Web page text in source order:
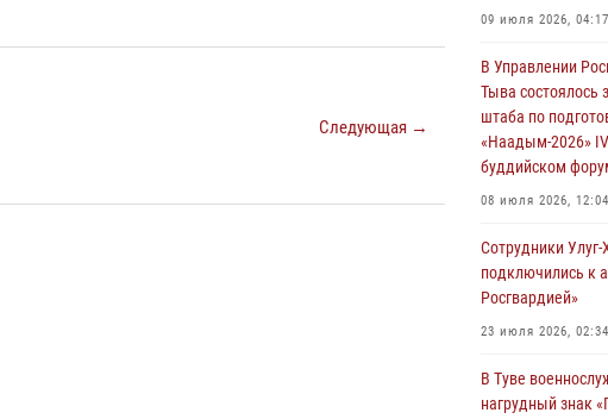
Следующая →
приняли участие
29 июля 2026, 09:41
26 сигналов
отработали
в Туве с начала
29 июля 2026, 08:37
В Туве офицер
юбилейного
28 июля 2026, 07:48
Чемпионата Тувы
стрельбе из
09 июля 2026, 04:17
В Управлении
Тыва состоялось
штаба по
«Наадым-2026»
буддийском
08 июля 2026, 12:04
Сотрудники
подключились к
Росгвардией»
23 июля 2026, 02:34
В Туве
нагрудный знак